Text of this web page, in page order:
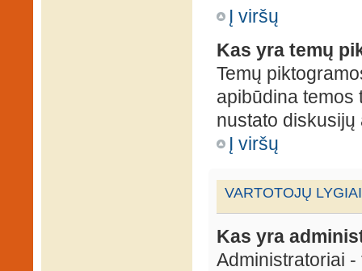
Į viršų
Kas yra temų
Temų
apibūdina temos
nustato
Į viršų
VARTOTOJŲ
Kas yra
Administratoriai